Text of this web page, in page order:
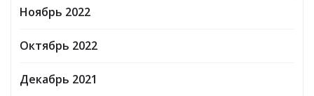
Ноябрь 2022
Октябрь 2022
Декабрь 2021